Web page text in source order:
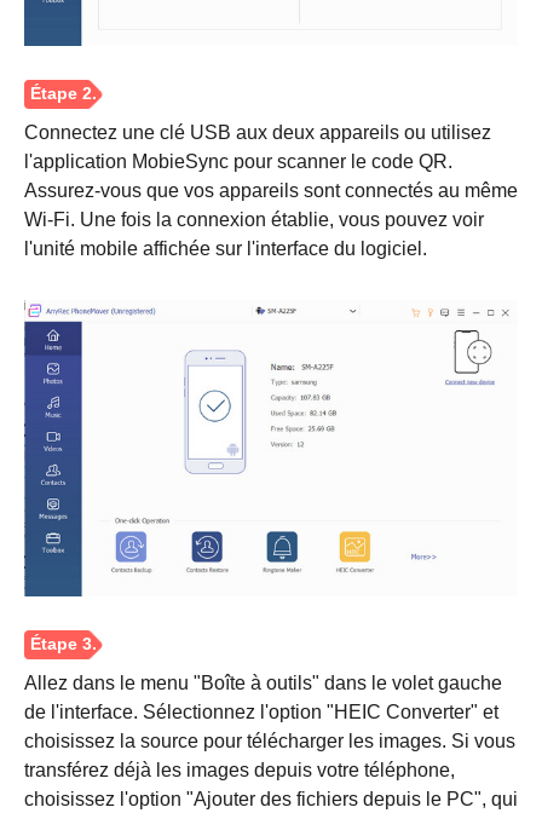
Étape 1.
Connectez une clé USB aux deux appareils ou utilisez
l'application MobieSync pour scanner le code QR.
Assurez-vous que vos appareils sont connectés au même
Wi-Fi. Une fois la connexion établie, vous pouvez voir
l'unité mobile affichée sur l'interface du logiciel.
Allez dans le menu "Boîte à outils" dans le volet gauche
de l'interface. Sélectionnez l'option "HEIC Converter" et
choisissez la source pour télécharger les images. Si vous
transférez déjà les images depuis votre téléphone,
choisissez l'option "Ajouter des fichiers depuis le PC", qui